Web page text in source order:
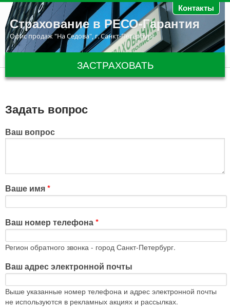
Перейти к основному содержанию Контакты
Страхование в РЕСО-Гарантия
Офис продаж "На Седова", г. Санкт-Петербург
ЗАСТРАХОВАТЬ
Задать вопрос
Ваш вопрос
Ваше имя*
Ваш номер телефона*
Регион обратного звонка - город Санкт-Петербург.
Ваш адрес электронной почты
Выше указанные номер телефона и адрес электронной почты
не используются в рекламных акциях и рассылках.